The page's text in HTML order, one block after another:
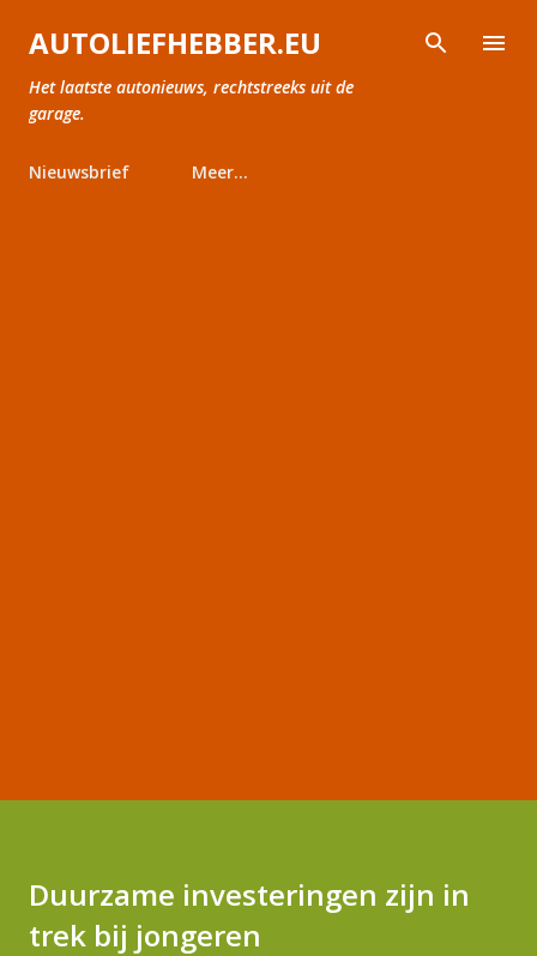
Doorgaan naar hoofdcontent
AUTOLIEFHEBBER.EU
Het laatste autonieuws, rechtstreeks uit de
garage.
Nieuwsbrief Meer…
Duurzame investeringen zijn in
trek bij jongeren